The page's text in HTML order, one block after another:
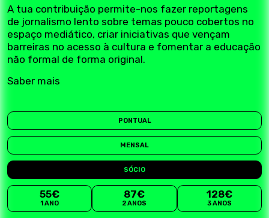
A tua contribuição permite-nos fazer reportagens
de jornalismo lento sobre temas pouco cobertos no
espaço mediático, criar iniciativas que vençam
barreiras no acesso à cultura e fomentar a educação
não formal de forma original.
Saber mais
PONTUAL
MENSAL
SÓCIO
55€
1 ANO
87€
2 ANOS
128€
3 ANOS